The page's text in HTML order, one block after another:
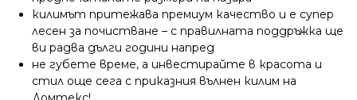
килимът притежава премиум качество и е супер
лесен за почистване – с правилната поддръжка ще
ви радва дълги години напред
не губете време, а инвестирайте в красота и
стил още сега с приказния вълнен килим на